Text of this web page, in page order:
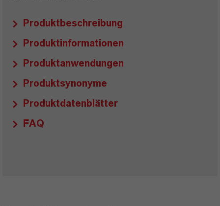
Produktbeschreibung
Produktinformationen
Produktanwendungen
Produktsynonyme
Produktdatenblätter
FAQ